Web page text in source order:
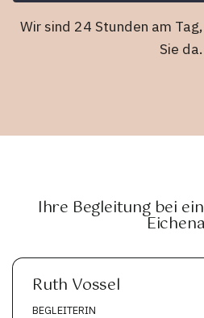
Wir sind 24 Stunden am
Sie da.
Ihre Begleitung bei
Ruth Vossel
BEGLEITERIN